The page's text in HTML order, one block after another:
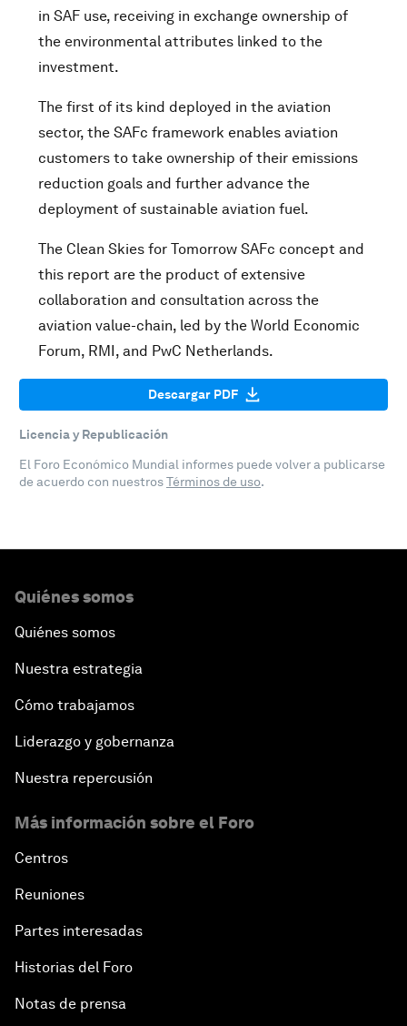
in SAF use, receiving in exchange ownership of
the environmental attributes linked to the
investment.
The first of its kind deployed in the aviation
sector, the SAFc framework enables aviation
customers to take ownership of their emissions
reduction goals and further advance the
deployment of sustainable aviation fuel.
The Clean Skies for Tomorrow SAFc concept and
this report are the product of extensive
collaboration and consultation across the
aviation value-chain, led by the World Economic
Forum, RMI, and PwC Netherlands.
Descargar PDF
Licencia y Republicación
El Foro Económico Mundial informes puede volver a publicarse
de acuerdo con nuestrosTérminos de uso.
Quiénes somos
Quiénes somos
Nuestra estrategia
Cómo trabajamos
Liderazgo y gobernanza
Nuestra repercusión
Más información sobre el Foro
Centros
Reuniones
Partes interesadas
Historias del Foro
Notas de prensa